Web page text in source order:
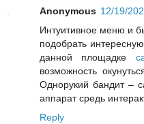
Anonymous 12/19/
Интуитивное меню и
подобрать
данной площадке
возможность
Однорукий бандит –
аппарат средь
Reply